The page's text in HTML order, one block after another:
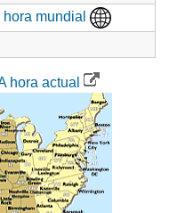
hora mundial
hora actual